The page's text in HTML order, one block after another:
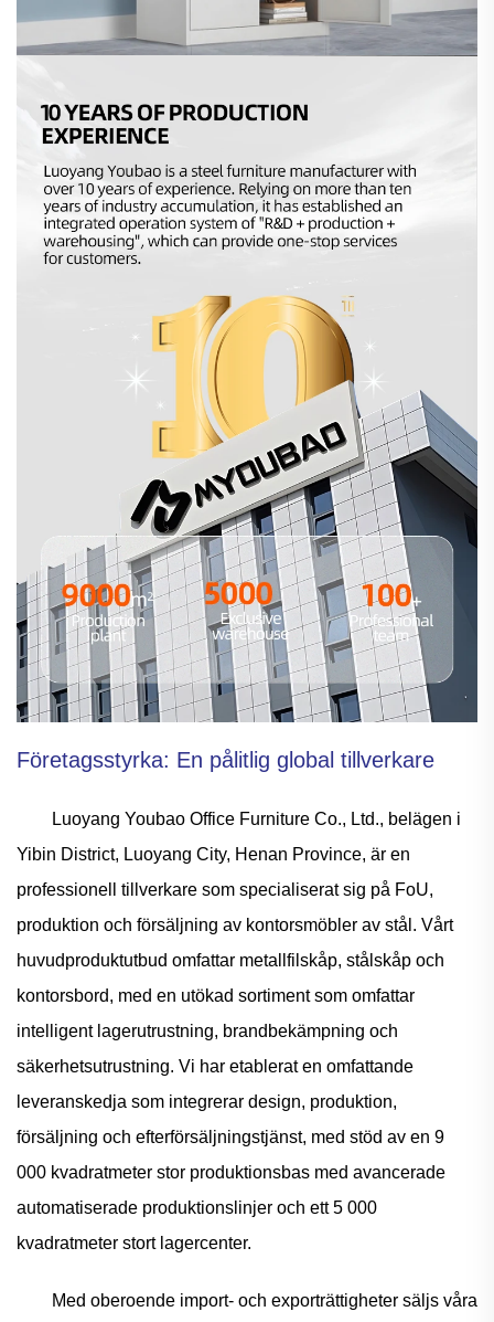
Företagsstyrka: En pålitlig global tillverkare
Luoyang Youbao Office Furniture Co., Ltd., belägen i
Yibin District, Luoyang City, Henan Province, är en
professionell tillverkare som specialiserat sig på FoU,
produktion och försäljning av kontorsmöbler av stål. Vårt
huvudproduktutbud omfattar metallfilskåp, stålskåp och
kontorsbord, med en utökad sortiment som omfattar
intelligent lagerutrustning, brandbekämpning och
säkerhetsutrustning. Vi har etablerat en omfattande
leveranskedja som integrerar design, produktion,
försäljning och efterförsäljningstjänst, med stöd av en 9
000 kvadratmeter stor produktionsbas med avancerade
automatiserade produktionslinjer och ett 5 000
kvadratmeter stort lagercenter.
Med oberoende import- och exporträttigheter säljs våra